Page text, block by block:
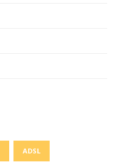
ADSL